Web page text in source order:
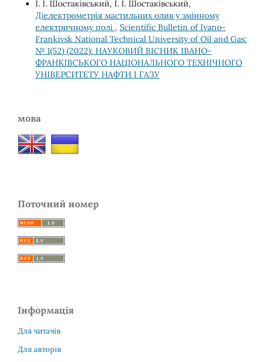
І. І. Шостаківський, І. І. Шостаківський,
Діелектрометрія мастильних олив у змінному
електричному полі , Scientific Bulletin of Ivano-
Frankivsk National Technical University of Oil and Gas:
№ 1(52) (2022): НАУКОВИЙ ВІСНИК ІВАНО-
ФРАНКІВСЬКОГО НАЦІОНАЛЬНОГО ТЕХНІЧНОГО
УНІВЕРСИТЕТУ НАФТИ І ГАЗУ
мова
Поточний номер
Інформація
Для читачів
Для авторів